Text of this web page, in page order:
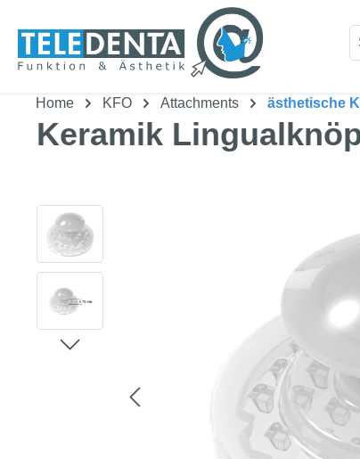
Home KFO Attachments ästhetische
Keramik
Bildergalerie überspringen